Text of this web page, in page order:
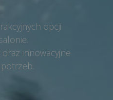
opcji
innowacyjne